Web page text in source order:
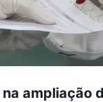
ampliação